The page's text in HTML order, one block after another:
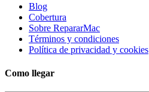
Blog
Cobertura
Sobre RepararMac
Términos y condiciones
Política de privacidad y cookies
Como llegar